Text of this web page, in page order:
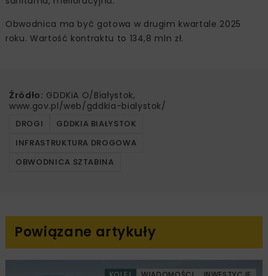
Obwodnica ma być gotowa w drugim kwartale 2025
roku. Wartość kontraktu to 134,8 mln zł.
Źródło: GDDKiA O/Białystok,
www.gov.pl/web/gddkia-bialystok/
DROGI
GDDKIA BIAŁYSTOK
INFRASTRUKTURA DROGOWA
OBWODNICA SZTABINA
Powiązane artykuły